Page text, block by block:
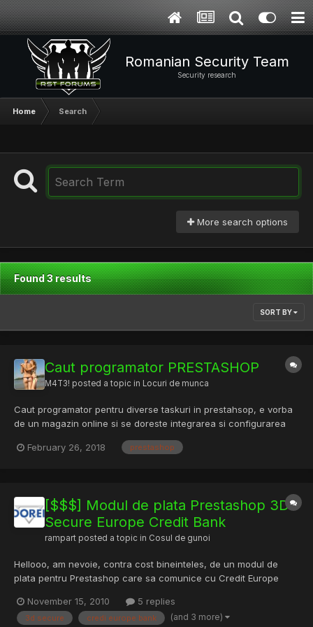
Romanian Security Team
Security research
Home Search
More search options
Found 3 results
SORT BY
Caut programator PRESTASHOP
M4T3! posted a topic in Locuri de munca
Caut programator pentru diverse taskuri in prestahsop, e vorba
de un magazin online si se doreste integrarea si configurarea
online, etc) si mici modificari dupa anumite cerinte. Rog sa ma
February 26, 2018 prestashop
[$$$] Modul de plata Prestashop 3D
Secure Europe Credit Bank
rampart posted a topic in Cosul de gunoi
Hellooo, am nevoie, contra cost bineinteles, de un modul de
plata pentru Prestashop care sa comunice cu Credit Europe
sa ia orice modul de prestashop de pe net sa vada cine si cum
se comunica cu prestashopul, iar pe partea cu banca sunt...
November 15, 2010 5 replies
3d secure credi europe bank (and 3 more)